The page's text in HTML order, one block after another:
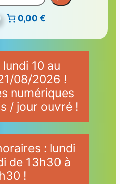
0,00 €
10 au
08/2026 !
numériques
/ jour ouvré !
: lundi
de 13h30 à
!